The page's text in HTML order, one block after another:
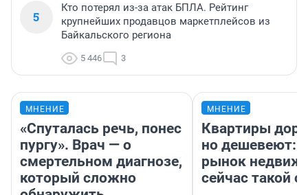
5
Кто потерял из-за атак БПЛА. Рейтинг
крупнейших продавцов маркетплейсов из
Байкальского региона
5 446 3
МНЕНИЕ
«Спуталась речь, понес
пургу». Врач — о
смертельном диагнозе,
который сложно
МНЕНИЕ
Квартиры
но дешевеют:
рынок
сейчас такой